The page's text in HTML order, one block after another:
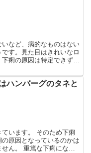
など、病的なものはない
す。見た目はきれいなロ
痢の原因は特定できず、
ハンバーグのタネと
います。 そのため下痢
原因となっているのかは
ん。 重篤な下痢になら